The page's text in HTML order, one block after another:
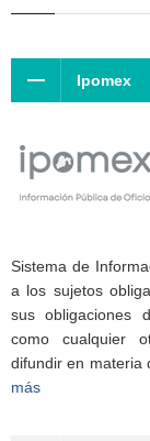
Ipomex
Sistema de
a los sujetos
sus obligaciones
como cualquier
difundir en materia
más